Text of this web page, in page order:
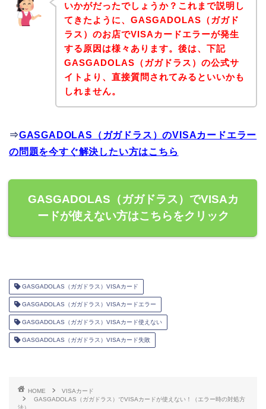
いかがだったでしょうか？これまで説明し
てきたように、GASGADOLAS（ガガド
ラス）のお店でVISAカードエラーが発生
する原因は様々あります。後は、下記
GASGADOLAS（ガガドラス）の公式サ
イトより、直接質問されてみるといいかも
しれません。
⇒GASGADOLAS（ガガドラス）のVISAカードエラー
の問題を今すぐ解決したい方はこちら
GASGADOLAS（ガガドラス）でVISAカ
ードが使えない方はこちらをクリック
GASGADOLAS（ガガドラス）VISAカード
GASGADOLAS（ガガドラス）VISAカードエラー
GASGADOLAS（ガガドラス）VISAカード使えない
GASGADOLAS（ガガドラス）VISAカード失敗
HOME
VISAカード
GASGADOLAS（ガガドラス）でVISAカードが使えない！（エラー時の対処方
法）